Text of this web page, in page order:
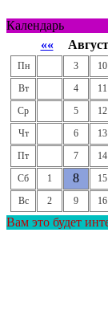
Календарь
««
Пн 3 10
Вт
4 11
Ср
5 12
Чт
6 13
Пт
7 14
Сб
1 8 15
Вс
2 9 16
Вам это будет